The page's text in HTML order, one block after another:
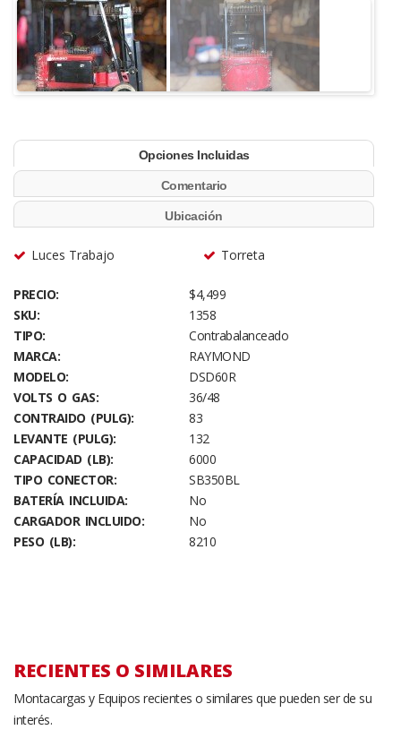
Opciones Incluidas
Comentario
Ubicación
Luces Trabajo Torreta
PRECIO:
$4,499
SKU:
1358
TIPO:
Contrabalanceado
MARCA:
RAYMOND
MODELO:
DSD60R
VOLTS O GAS:
36/48
CONTRAIDO (PULG):
83
LEVANTE (PULG):
132
CAPACIDAD (LB):
6000
TIPO CONECTOR:
SB350BL
BATERÍA INCLUIDA:
No
CARGADOR INCLUIDO:
No
PESO (LB):
8210
RECIENTES O SIMILARES
Montacargas y Equipos recientes o similares que pueden ser de su
interés.